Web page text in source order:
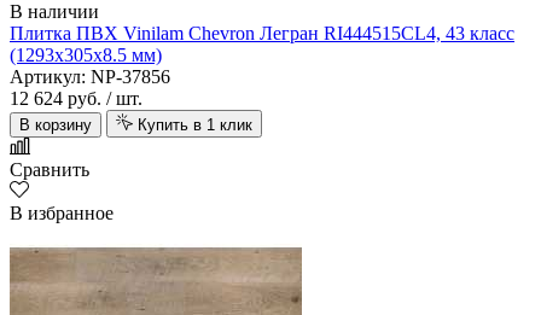
В наличии
Плитка ПВХ Vinilam Chevron Легран RI444515CL4, 43 класс
(1293х305х8.5 мм)
Артикул: NP-37856
12 624 руб. / шт.
В корзину Купить в 1 клик
Сравнить
В избранное